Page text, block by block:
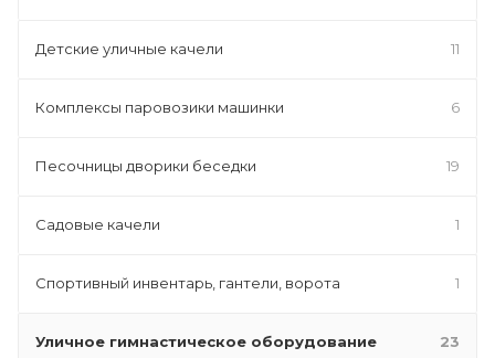
Детские уличные качели 11
Комплексы паровозики машинки 6
Песочницы дворики беседки 19
Садовые качели 1
Спортивный инвентарь, гантели, ворота 1
Уличное гимнастическое оборудование 23